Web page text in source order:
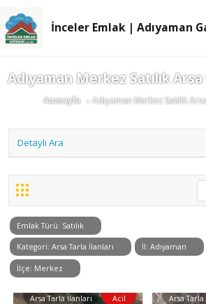
İnceler Emlak | Adıyaman
Adıyaman Merkez Satılık
Anasayfa Adıyaman Merkez Satılık
Detaylı Ara
Emlak Türü: Satılık
Kategori: Arsa Tarla İlanları İl: Adıyaman
İlçe: Merkez
Arsa Tarla İlanları Acil Arsa